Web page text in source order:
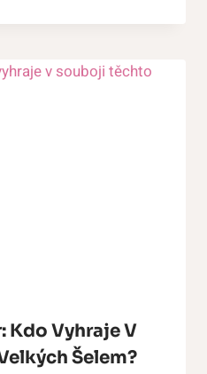
Kdo Vyhraje V
Šelem?